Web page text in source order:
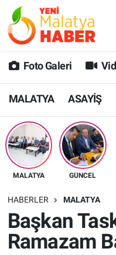
Foto Galeri
MALATYA ASAYİŞ
MALATYA GÜNCEL
HABERLER MALATYA
Başkan
Ramazam
MALATYA
GÜNCEL
SPOR
SAĞLIK
DİĞER
EKONOMİ
Malatya Nöbetçi
MALATYA Namaz
Malatya Trafik
Süper Lig Puan
Tüm Manşetler
Son Dakika